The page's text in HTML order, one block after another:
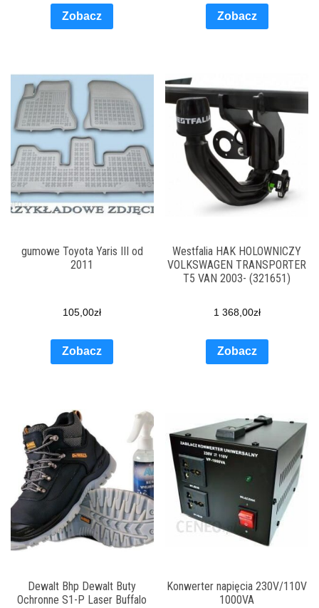
Zobacz Zobacz
gumowe Toyota Yaris III od
2011
105,00zł
Zobacz
Westfalia HAK HOLOWNICZY
VOLKSWAGEN TRANSPORTER
T5 VAN 2003- (321651)
1 368,00zł
Zobacz
Dewalt Bhp Dewalt Buty
Ochronne S1-P Laser Buffalo
Konwerter napięcia 230V/110V
1000VA